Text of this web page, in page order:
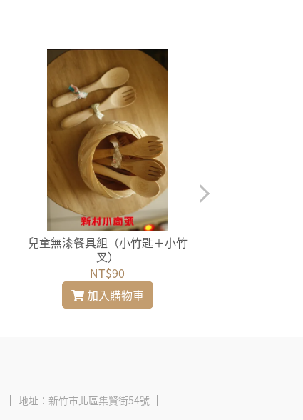
兒童無漆餐具組（小竹匙＋小竹
叉）
NT$90
加入購物車
地址：新竹市北區集賢街54號